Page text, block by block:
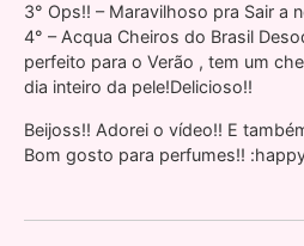
3° Ops!! – Maravilhoso pra Sair a
4° – Acqua Cheiros do Brasil
perfeito para o Verão , tem um
dia inteiro da pele!Delicioso!!
Beijoss!! Adorei o vídeo!! E
Bom gosto para perfumes!!